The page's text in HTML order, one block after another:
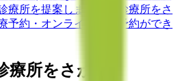
療所を提案します
歯科診療所をさ
予約・オンライン診療予約ができ
療所をさがす